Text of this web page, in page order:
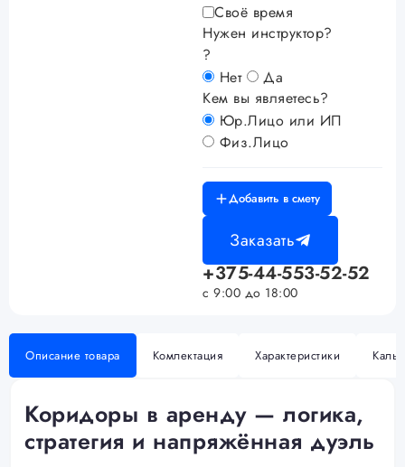
Своё время
Нужен инструктор?
?
Нет
Да
Кем вы являетесь?
Юр.Лицо или ИП
Физ.Лицо
Добавить в смету
Заказать
+375-44-553-52-52
с 9:00 до 18:00
Описание товара Комлектация Характеристики
Коридоры в аренду — логика,
стратегия и напряжённая дуэль